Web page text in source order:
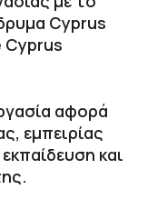
Cyprus
αφορά
εμπειρίας
και